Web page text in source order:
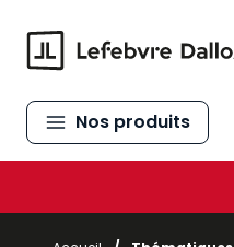
Nos produits